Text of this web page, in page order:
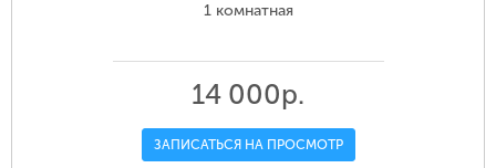
1 комнатная
14 000р.
ЗАПИСАТЬСЯ НА ПРОСМОТР